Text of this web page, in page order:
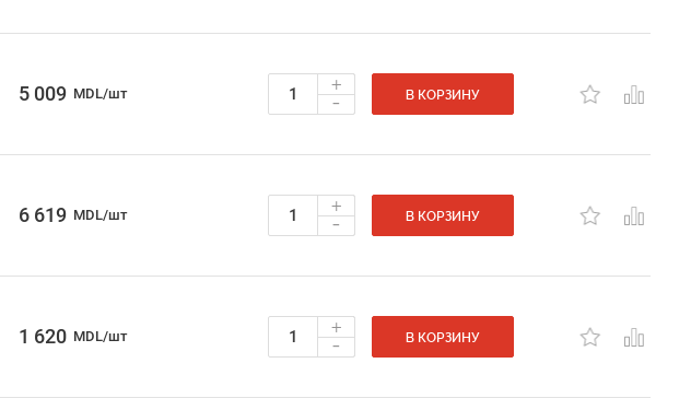
5 009 MDL/шт +
- В КОРЗИНУ
6 619 MDL/шт +
- В КОРЗИНУ
1 620 MDL/шт +
- В КОРЗИНУ